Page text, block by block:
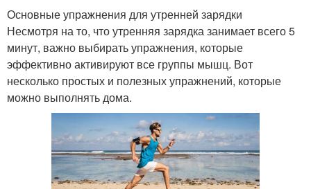
Основные упражнения для утренней зарядки
Несмотря на то, что утренняя зарядка занимает всего 5
минут, важно выбирать упражнения, которые
эффективно активируют все группы мышц. Вот
несколько простых и полезных упражнений, которые
можно выполнять дома.